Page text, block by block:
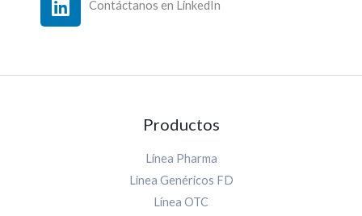
i
e
Contáctanos en LinkedIn
Productos
Línea Pharma
Linea Genéricos FD
Línea OTC